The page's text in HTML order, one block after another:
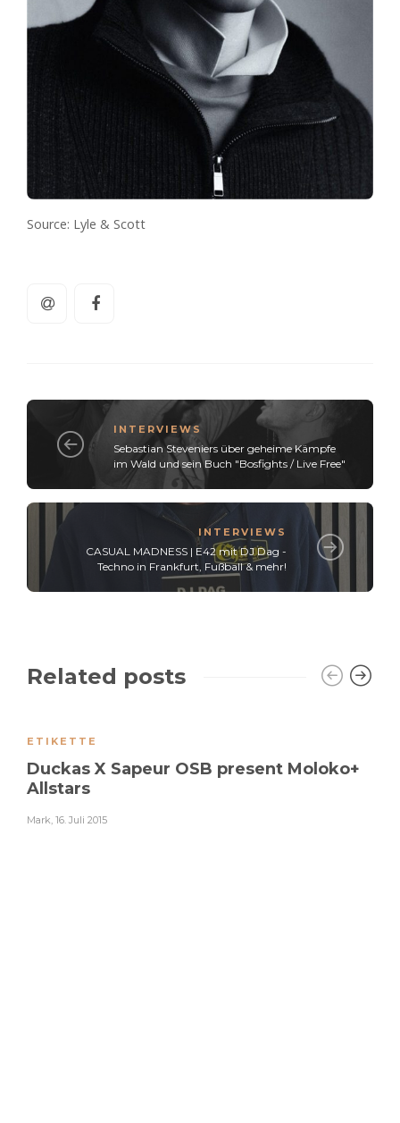
Source: Lyle & Scott
INTERVIEWS
Sebastian Steveniers über geheime Kämpfe
im Wald und sein Buch "Bosfights / Live Free"
INTERVIEWS
CASUAL MADNESS | E42 mit DJ Dag -
Techno in Frankfurt, Fußball & mehr!
Related posts
ETIKETTE
Duckas X Sapeur OSB present Moloko+
Allstars
Mark, 16. Juli 2015